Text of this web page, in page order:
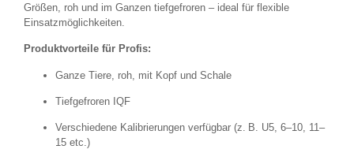
Größen, roh und im Ganzen tiefgefroren – ideal für flexible
Einsatzmöglichkeiten.
Produktvorteile für Profis:
Ganze Tiere, roh, mit Kopf und Schale
Tiefgefroren IQF
Verschiedene Kalibrierungen verfügbar (z. B. U5, 6–10, 11–
15 etc.)